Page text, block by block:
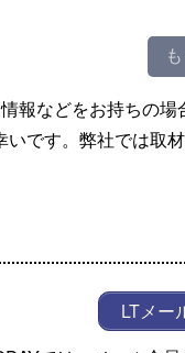
報などをお持ちの
です。弊社では取
LTメー